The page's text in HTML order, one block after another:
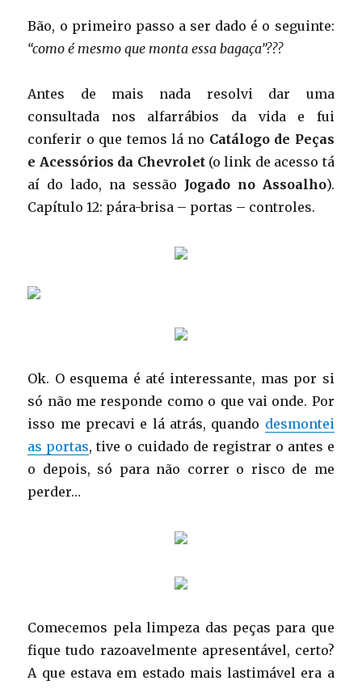
Bão, o primeiro passo a ser dado é o seguinte:
“como é mesmo que monta essa bagaça”???
Antes de mais nada resolvi dar uma
consultada nos alfarrábios da vida e fui
conferir o que temos lá no Catálogo de Peças
e Acessórios da Chevrolet(o link de acesso tá
aí do lado, na sessão Jogado no Assoalho).
Capítulo 12: pára-brisa – portas – controles.
Ok. O esquema é até interessante, mas por si
só não me responde como o que vai onde. Por
isso me precavi e lá atrás, quando desmontei
as portas, tive o cuidado de registrar o antes e
o depois, só para não correr o risco de me
perder…
Comecemos pela limpeza das peças para que
fique tudo razoavelmente apresentável, certo?
A que estava em estado mais lastimável era a